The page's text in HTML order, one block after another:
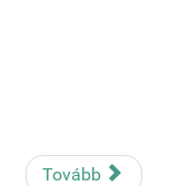
Tovább